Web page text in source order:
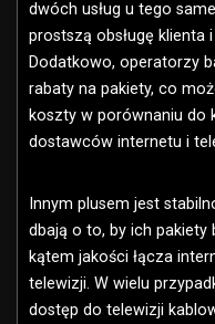
dwóch usług u tego
prostszą obsługę klienta
Dodatkowo, operatorzy
rabaty na pakiety, co
koszty w porównaniu do
dostawców internetu i
Innym plusem jest
dbają o to, by ich pakiety
kątem jakości łącza
telewizji. W wielu
dostęp do telewizji